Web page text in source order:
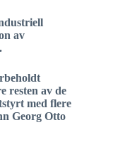
av
resten av de
med flere
Georg Otto